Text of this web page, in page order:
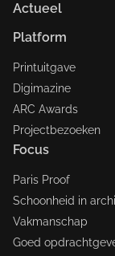
Actueel
Platform
Printuitgave
Digimazine
ARC Awards
Projectbezoeken
Focus
Paris Proof
Schoonheid in
Vakmanschap
Goed